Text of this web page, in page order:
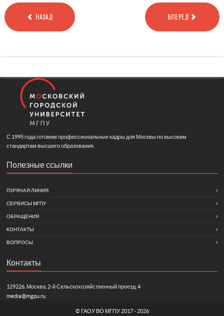
НАЗАД ВПЕРЕД
С 1995 года готовим профессиональные кадры для Москвы по высоким
стандартам высшего образования.
Полезные ссылки
ГОРЯЧАЯ ЛИНИЯ
СЕРВИСЫ МГПУ
ОБРАЩЕНИЯ
КОНТАКТЫ
ВОПРОСЫ
Контакты
129226, Москва, 2-й Сельскохозяйственный проезд, 4
media@mgpu.ru
© ГАОУ ВО МГПУ 2017 - 2026